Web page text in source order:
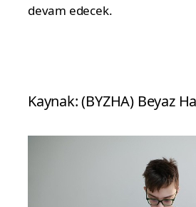
devam edecek.
Kaynak: (BYZHA) Beyaz